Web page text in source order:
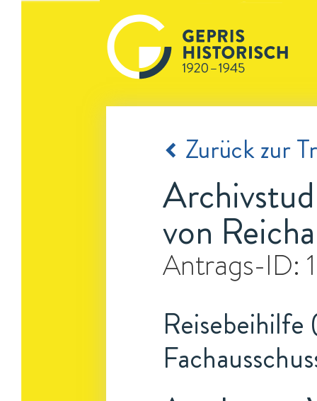
Zurück zur
von
Antrags-ID: